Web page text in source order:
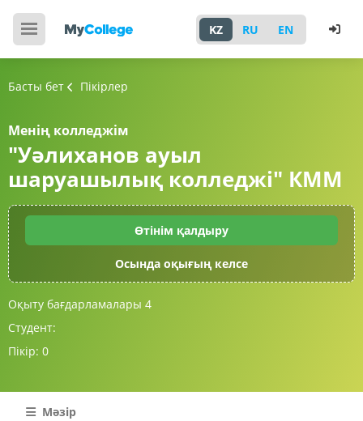
KZ RU EN
Басты бет Пікірлер
Менің колледжім
"Уәлиханов ауыл
шаруашылық колледжі" КММ
Өтінім қалдыру
Осында оқығың келсе
Оқыту бағдарламалары 4
Студент:
Пікір: 0
Мәзір